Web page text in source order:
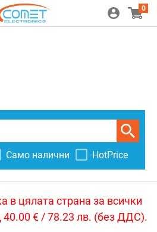
0
Само налични HotPrice
в цялата страна за всички
40.00 € / 78.23 лв. (без ДДС).